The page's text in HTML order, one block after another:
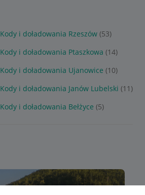
Kody i doładowania Rzeszów (53)
Kody i doładowania Ptaszkowa (14)
Kody i doładowania Ujanowice (10)
Kody i doładowania Janów Lubelski (11)
Kody i doładowania Bełżyce (5)